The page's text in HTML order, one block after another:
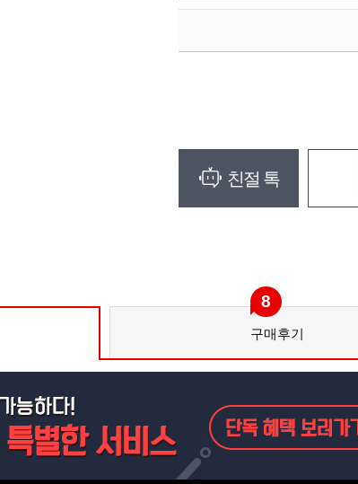
친절 톡
구매후기
8